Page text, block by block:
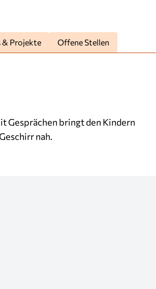
& Projekte Offene Stellen
Gesprächen bringt den Kindern
nah.